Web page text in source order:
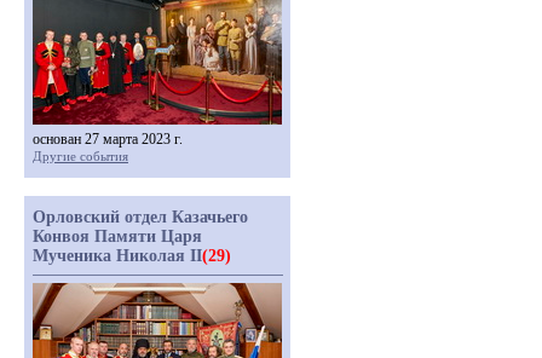
основан 27 марта 2023 г.
Другие события
Орловский отдел Казачьего
Конвоя Памяти Царя
Мученика Николая II(29)